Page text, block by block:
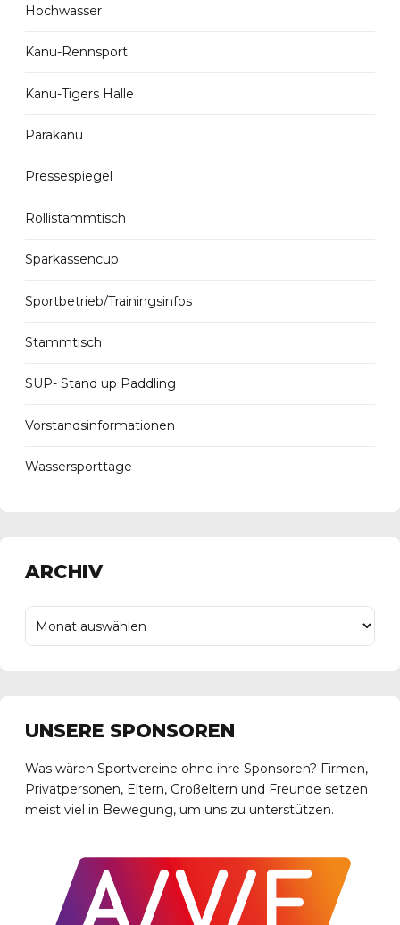
Hochwasser
Kanu-Rennsport
Kanu-Tigers Halle
Parakanu
Pressespiegel
Rollistammtisch
Sparkassencup
Sportbetrieb/Trainingsinfos
Stammtisch
SUP- Stand up Paddling
Vorstandsinformationen
Wassersporttage
ARCHIV
UNSERE SPONSOREN
Was wären Sportvereine ohne ihre Sponsoren? Firmen,
Privatpersonen, Eltern, Großeltern und Freunde setzen
meist viel in Bewegung, um uns zu unterstützen.